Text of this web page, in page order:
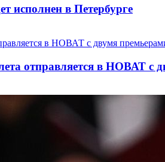
исполнен в Петербурге
отправляется в НОВАТ с